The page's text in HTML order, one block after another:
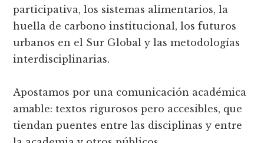
participativa, los sistemas alimentarios, la
huella de carbono institucional, los futuros
urbanos en el Sur Global y las metodologías
interdisciplinarias.
Apostamos por una comunicación académica
amable: textos rigurosos pero accesibles, que
tiendan puentes entre las disciplinas y entre